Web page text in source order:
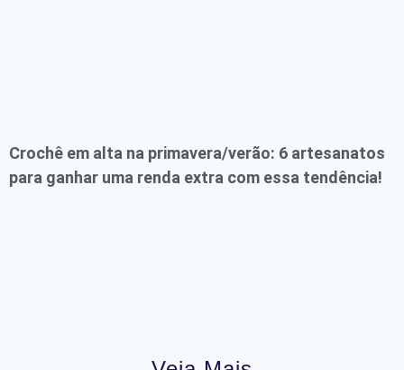
Crochê em alta na primavera/verão: 6 artesanatos
para ganhar uma renda extra com essa tendência!